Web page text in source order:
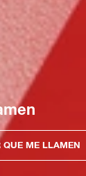
QUE ME LLAMEN